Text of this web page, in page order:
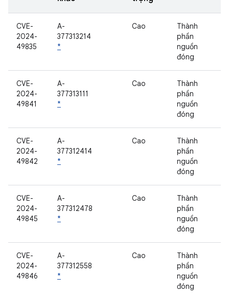
CVE-
2024-
49835
A-
377313214
*
Cao
Thành
phần
nguồn
đóng
CVE-
2024-
49841
A-
377313111
*
Cao
Thành
phần
nguồn
đóng
CVE-
2024-
49842
A-
377312414
*
Cao
Thành
phần
nguồn
đóng
CVE-
2024-
49845
A-
377312478
*
Cao
Thành
phần
nguồn
đóng
CVE-
2024-
49846
A-
377312558
*
Cao
Thành
phần
nguồn
đóng